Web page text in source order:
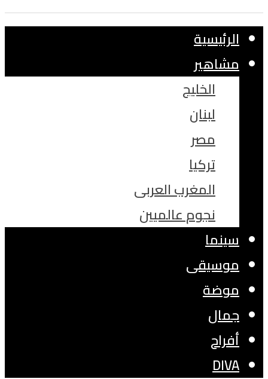
الرئيسية
مشاهير
الخليج
لبنان
مصر
تركيا
المغرب العربى
نجوم عالميين
سينما
موسيقى
موضة
جمال
أفراح
DIVA